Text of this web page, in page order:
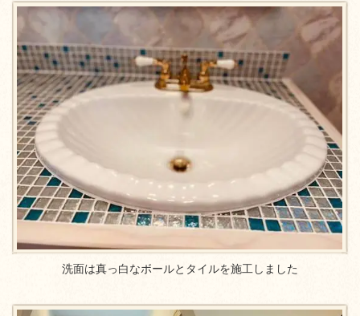
洗面は真っ白なボールとタイルを施工しました